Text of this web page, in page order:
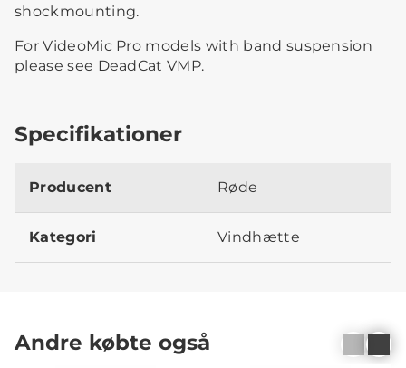
shockmounting.
For VideoMic Pro models with band suspension
please see DeadCat VMP.
Specifikationer
Producent Røde
Kategori Vindhætte
Andre købte også